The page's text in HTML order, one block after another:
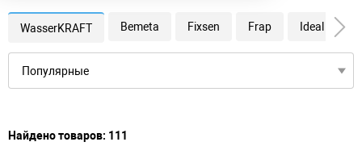
WasserKRAFT Bemeta Fixsen Frap Ideal
Найдено товаров: 111